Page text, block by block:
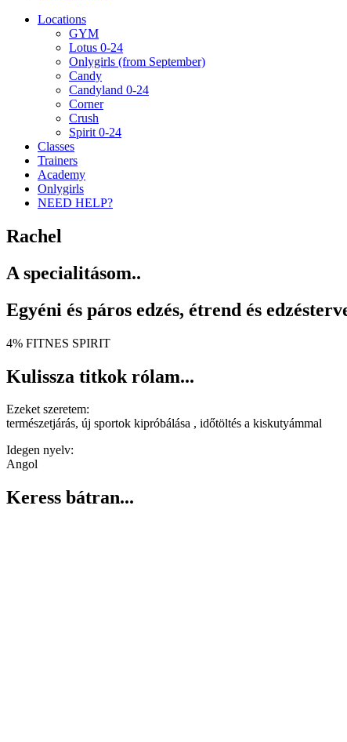
Locations
GYM
Lotus 0-24
Onlygirls (from September)
Candy
Candyland 0-24
Corner
Crush
Spirit 0-24
Classes
Trainers
Academy
Onlygirls
NEED HELP?
Rachel
A specialitásom..
Egyéni és páros edzés, étrend és
4% FITNES SPIRIT
Kulissza titkok rólam...
Ezeket szeretem:
természetjárás, új sportok kipróbálása , időtöltés a kiskutyámmal
Idegen nyelv:
Angol
Keress bátran...